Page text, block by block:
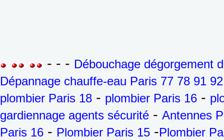
- - - Débouchage dégorgement
Dépannage chauffe-eau Paris 77 78 91
plombier Paris 18 - plombier Paris 16 -
gardiennage agents sécurité - Antennes
Paris 16 - Plombier Paris 15 -Plombier